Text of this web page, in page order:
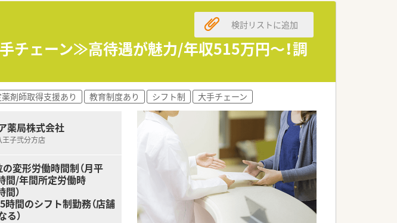
らなる発展に向けた定期採用となります。
極的に取り組んでいける方を求めます。
にやりがいを感じられる方を歓迎します。
、休暇の制度が非常に充実しています。
かつ安定してキャリアを継続できる点が魅力です。
グループならではの福利厚生を享受できます。
整った就業規則が大きな強みです。
ズで良好な関係性を築いています。
ど戦略的で多様な事業を展開しています。
チェーン≫高待遇が魅力/年収515万円～！調
検討リストに追加
剤師取得支援あり 教育制度あり シフト制 大手チェーン
薬局株式会社
王子弐分方店
変形労働時間制（月平
間/年間所定労働時
）
間のシフト制勤務（店舗
）